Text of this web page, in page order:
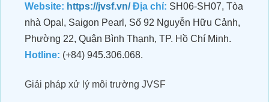
Website: https://jvsf.vn/ Địa chỉ: SH06-SH07, Tòa
nhà Opal, Saigon Pearl, Số 92 Nguyễn Hữu Cảnh,
Phường 22, Quận Bình Thạnh, TP. Hồ Chí Minh.
Hotline: (+84) 945.306.068.
Giải pháp xử lý môi trường JVSF
Xử Lý Môi Trường Bể Nước Thải –